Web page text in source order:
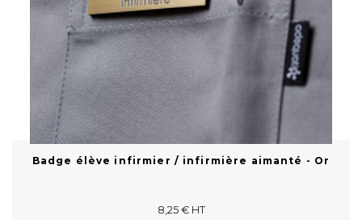
Badge élève infirmier / infirmière aimanté - Or
8,25 € HT